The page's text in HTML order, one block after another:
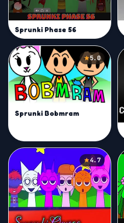
Sprunki Phase 56
5.0
Sprunki Bobmram
4.7